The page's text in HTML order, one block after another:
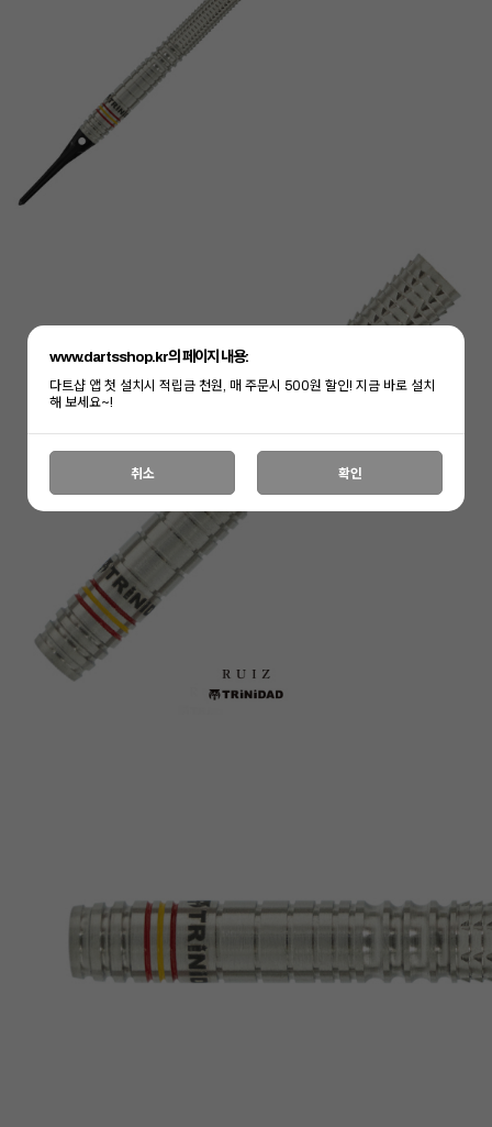
이코 라이프 하
www.dartsshop.kr의 페이지 내용:
다트샵 앱 첫 설치시 적립금 천원, 매 주문시 500원 할인! 지금 바로 설치
해 보세요~!
취소 확인